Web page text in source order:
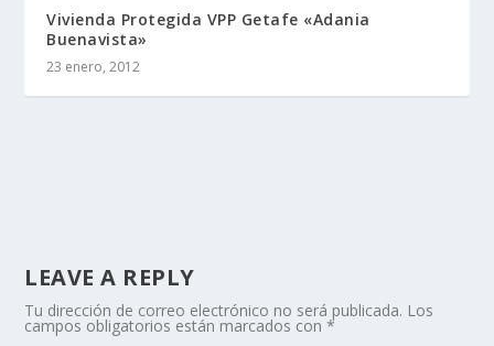
Vivienda Protegida VPP Getafe «Adania
Buenavista»
23 enero, 2012
LEAVE A REPLY
Tu dirección de correo electrónico no será publicada. Los
campos obligatorios están marcados con*